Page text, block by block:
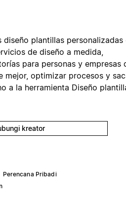
diseño plantillas personalizadas
de diseño a medida,
para personas y empresas
mejor, optimizar procesos y
a la herramienta Diseño
kreator
Perencana Pribadi